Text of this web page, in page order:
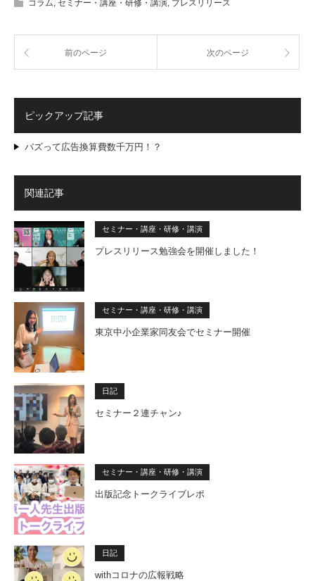
コラム, セミナー・講座・研修・講演, プレスリリース
前のページ 次のページ
ピックアップ記事
バズって広告換算費数千万円！？
関連記事
セミナー・講座・研修・講演
プレスリリース勉強会を開催しました！
セミナー・講座・研修・講演
東京中小企業家同友会でセミナー開催
日記
セミナー２連チャン♪
セミナー・講座・研修・講演
出版記念トークライブレポ
日記
withコロナの広報戦略